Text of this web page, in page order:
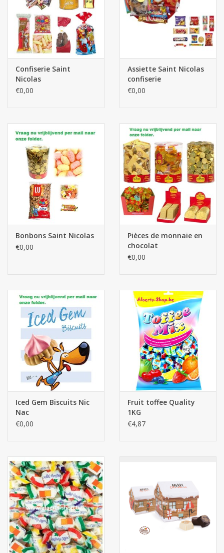
Confiserie Saint
Nicolas
€0,00
Assiette Saint Nicolas
confiserie
€0,00
Bonbons Saint Nicolas
€0,00
Pièces de monnaie en
chocolat
€0,00
Iced Gem Biscuits Nic
Nac
€0,00
Fruit toffee Quality
1KG
€4,87